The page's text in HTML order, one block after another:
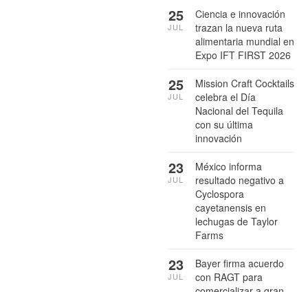
Ciencia e innovación
trazan la nueva ruta
alimentaria mundial en
Expo IFT FIRST 2026
25
JUL
Mission Craft Cocktails
celebra el Día
Nacional del Tequila
con su última
innovación
25
JUL
México informa
resultado negativo a
Cyclospora
cayetanensis en
lechugas de Taylor
Farms
23
JUL
Bayer firma acuerdo
con RAGT para
23
JUL